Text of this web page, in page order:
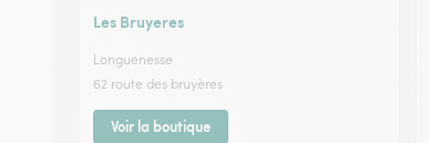
Les Bruyeres
Longuenesse
62 route des bruyères
Voir la boutique